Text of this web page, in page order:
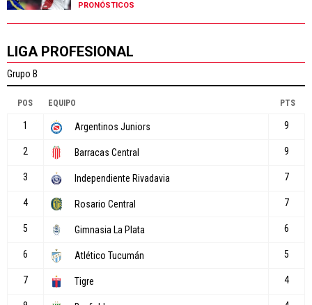
PRONÓSTICOS
LIGA PROFESIONAL